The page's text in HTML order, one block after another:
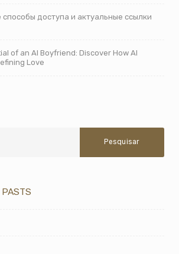
доступа и актуальные ссылки
of an AI Boyfriend: Discover How AI
Love
PASTS